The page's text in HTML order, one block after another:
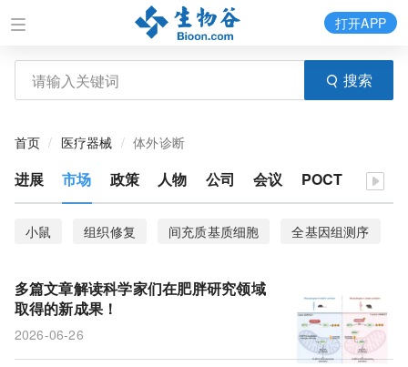
搜索
打开APP
首页 医疗器械 体外诊断
进展 市场 政策 人物 公司 会议 POCT
小鼠 组织修复 间充质基质细胞
全基因组测序
ecDNA
免疫反应
尼古丁
样本量
烧伤患者
多篇文章解读科学家们在肥胖研究领域
取得的新成果！
2026-06-26